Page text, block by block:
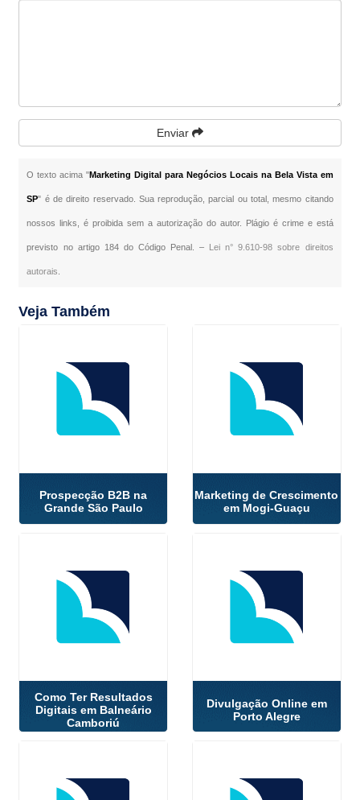
Enviar
O texto acima "Marketing Digital para Negócios Locais na Bela Vista em
SP" é de direito reservado. Sua reprodução, parcial ou total, mesmo citando
nossos links, é proibida sem a autorização do autor. Plágio é crime e está
previsto no artigo 184 do Código Penal. – Lei n° 9.610-98 sobre direitos
autorais
Veja Também
Prospecção B2B na
Grande São Paulo
Marketing de Crescimento
em Mogi-Guaçu
Como Ter Resultados
Digitais em Balneário
Camboriú
Divulgação Online em
Porto Alegre